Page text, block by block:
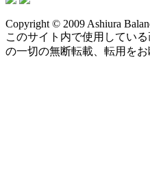
Copyright © 2009 Ashiura
このサイト内で使用してい
の一切の無断転載、転用をお